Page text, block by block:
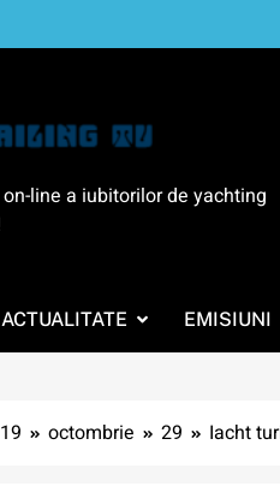
line a iubitorilor de yachting
ACTUALITATE EMISIUNI
octombrie 29 Iacht